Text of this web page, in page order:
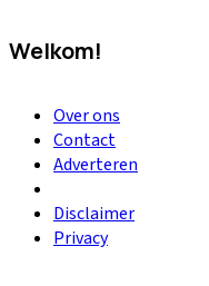
Welkom!
Over ons
Contact
Adverteren
Disclaimer
Privacy